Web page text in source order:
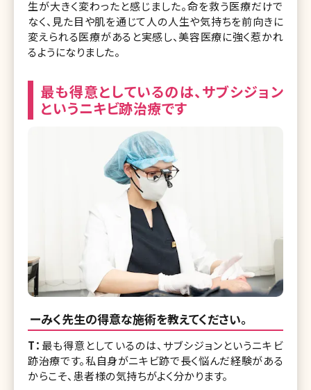
生が大きく変わったと感じました。命を救う医療だけで
なく、見た目や肌を通じて人の人生や気持ちを前向きに
変えられる医療があると実感し、美容医療に強く惹かれ
るようになりました。
最も得意としているのは、サブシジョン
というニキビ跡治療です
ーみく先生の得意な施術を教えてください。
T： 最も得意としているのは、サブシジョンというニキビ
跡治療です。私自身がニキビ跡で長く悩んだ経験がある
からこそ、患者様の気持ちがよく分かります。